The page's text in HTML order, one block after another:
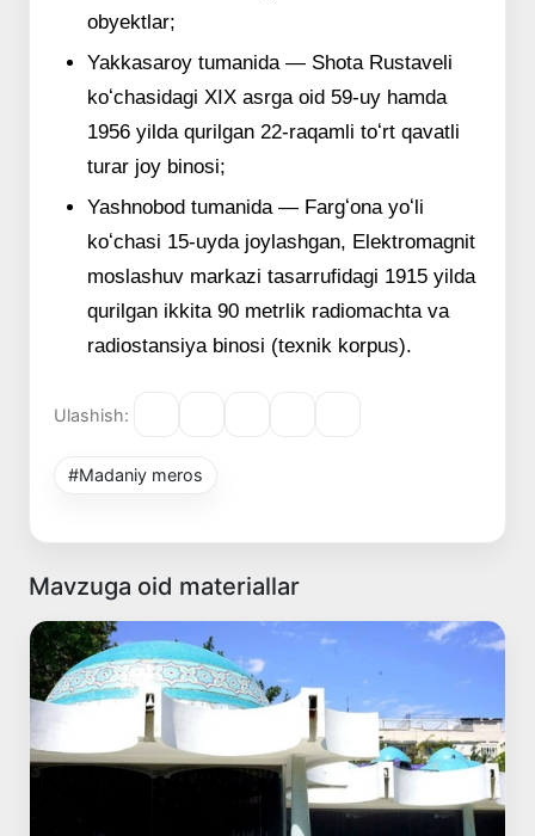
obyektlar;
Yakkasaroy tumanida — Shota Rustaveli
koʻchasidagi XIX asrga oid 59-uy hamda
1956 yilda qurilgan 22-raqamli toʻrt qavatli
turar joy binosi;
Yashnobod tumanida — Fargʻona yoʻli
koʻchasi 15-uyda joylashgan, Elektromagnit
moslashuv markazi tasarrufidagi 1915 yilda
qurilgan ikkita 90 metrlik radiomachta va
radiostansiya binosi (texnik korpus).
Ulashish:
#Madaniy meros
Mavzuga oid materiallar